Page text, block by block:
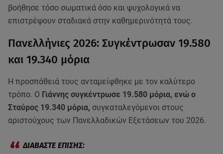
βοήθησε τόσο σωματικά όσο και ψυχολογικά να
επιστρέψουν σταδιακά στην καθημερινότητά τους.
Πανελλήνιες 2026: Συγκέντρωσαν 19.580
και 19.340 μόρια
Η προσπάθειά τους ανταμείφθηκε με τον καλύτερο
τρόπο. Ο Γιάννης συγκέντρωσε 19.580 μόρια, ενώ ο
Σταύρος 19.340 μόρια, συγκαταλεγόμενοι στους
αριστούχους των Πανελλαδικών Εξετάσεων του 2026.